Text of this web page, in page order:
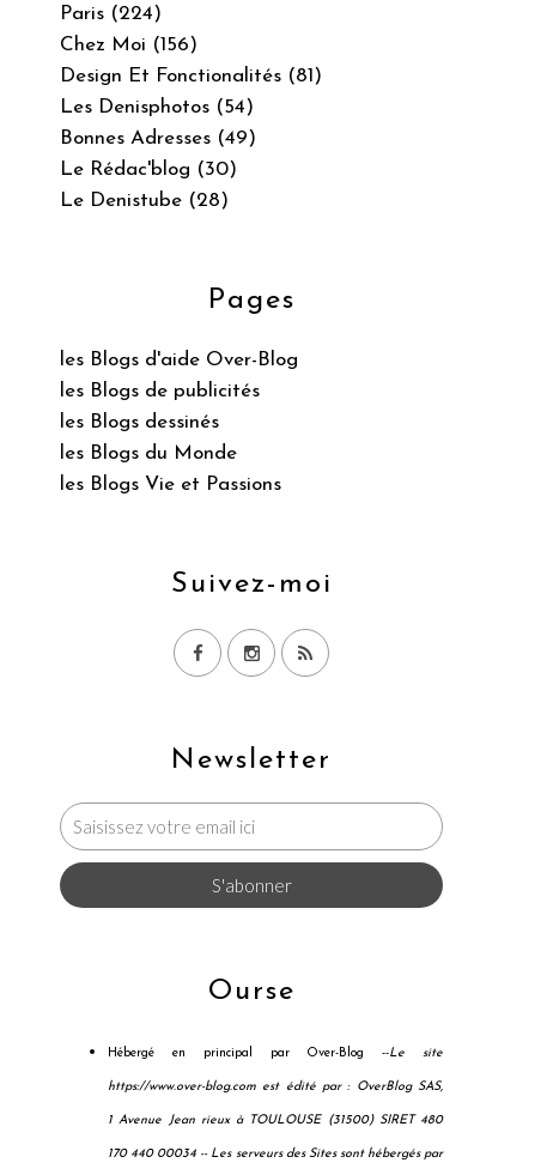
Newsletter
Paris (224)
Chez Moi (156)
Design Et Fonctionalités (81)
Les Denisphotos (54)
Bonnes Adresses (49)
Le Rédac'blog (30)
Le Denistube (28)
Pages
les Blogs d'aide Over-Blog
les Blogs de publicités
les Blogs dessinés
les Blogs du Monde
les Blogs Vie et Passions
Suivez-moi
Ourse
Hébergé en principal par Over-Blog --Le site
https://www.over-blog.com est édité par : OverBlog SAS,
1 Avenue Jean rieux à TOULOUSE (31500) SIRET 480
170 440 00034 -- Les serveurs des Sites sont hébergés par